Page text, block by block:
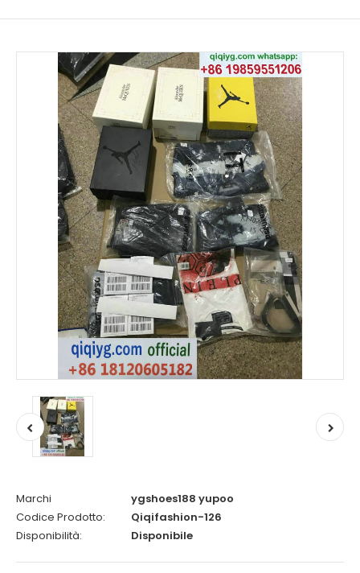
Marchi
ygshoes188 yupoo
Codice Prodotto:
Qiqifashion-126
Disponibilità:
Disponibile